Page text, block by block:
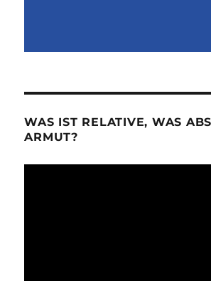
WAS IST RELATIVE, WAS
ARMUT?